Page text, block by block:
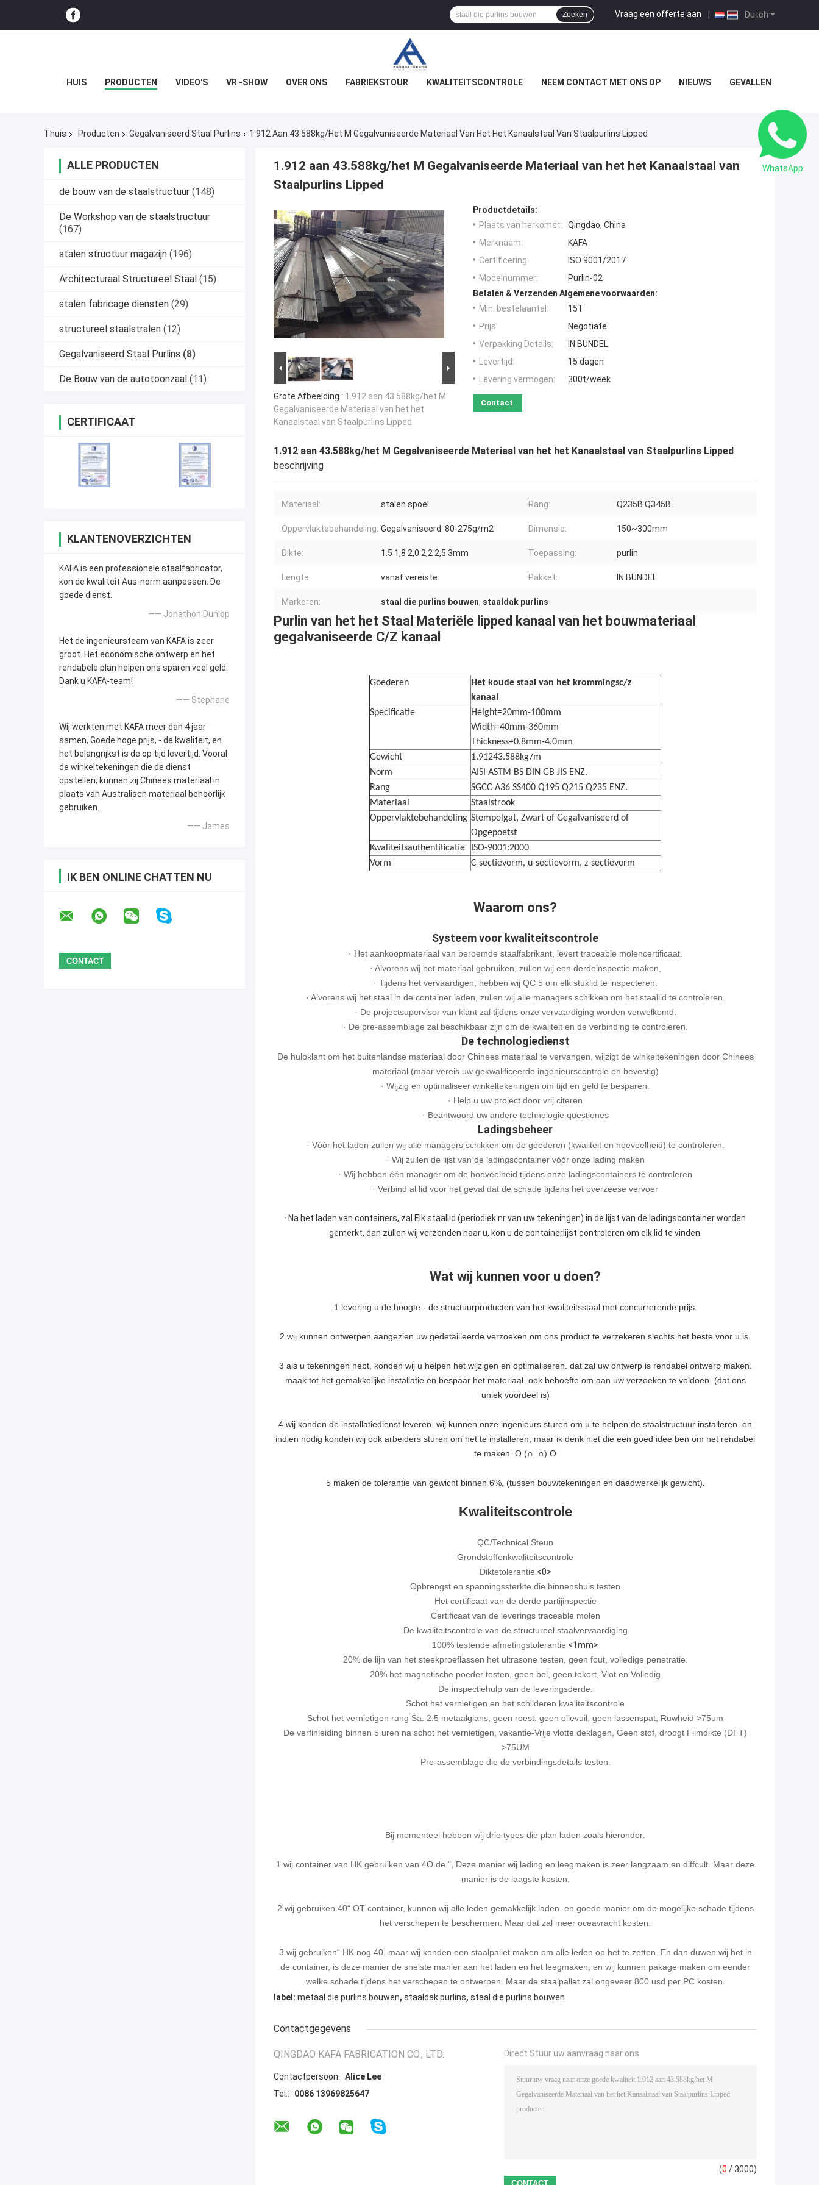
Dutch
Vraag een offerte aan |
Zoeken
HUIS PRODUCTEN VIDEO'S VR -SHOW OVER ONS FABRIEKSTOUR KWALITEITSCONTROLE NEEM CONTACT MET ONS OP NIEUWS GEVALLEN
Thuis Producten Gegalvaniseerd Staal Purlins 1.912 Aan 43.588kg/het M Gegalvaniseerde Materiaal Van Het Het Kanaalstaal Van Staalpurlins Lipped
ALLE PRODUCTEN
de bouw van de staalstructuur (148)
De Workshop van de staalstructuur
(167)
stalen structuur magazijn (196)
Architecturaal Structureel Staal (15)
stalen fabricage diensten (29)
structureel staalstralen (12)
Gegalvaniseerd Staal Purlins (8)
De Bouw van de autotoonzaal (11)
CERTIFICAAT
KLANTENOVERZICHTEN
KAFA is een professionele staalfabricator,
kon de kwaliteit Aus-norm aanpassen. De
goede dienst.
—— Jonathon Dunlop
Het de ingenieursteam van KAFA is zeer
groot. Het economische ontwerp en het
rendabele plan helpen ons sparen veel geld.
Dank u KAFA-team!
—— Stephane
Wij werkten met KAFA meer dan 4 jaar
samen, Goede hoge prijs, - de kwaliteit, en
het belangrijkst is de op tijd levertijd. Vooral
de winkeltekeningen die de dienst
opstellen, kunnen zij Chinees materiaal in
plaats van Australisch materiaal behoorlijk
gebruiken.
—— James
IK BEN ONLINE CHATTEN NU
1.912 aan 43.588kg/het M Gegalvaniseerde Materiaal van het het Kanaalstaal van
Staalpurlins Lipped
Grote Afbeelding : 1.912 aan 43.588kg/het M
Gegalvaniseerde Materiaal van het het
Kanaalstaal van Staalpurlins Lipped
Productdetails:
Plaats van herkomst:
Qingdao, China
Merknaam:
KAFA
Certificering:
ISO 9001/2017
Modelnummer:
Purlin-02
Betalen & Verzenden Algemene voorwaarden:
Min. bestelaantal:
15T
Prijs:
Negotiate
Verpakking Details:
IN BUNDEL
Levertijd:
15 dagen
Levering vermogen:
300t/week
Contact
1.912 aan 43.588kg/het M Gegalvaniseerde Materiaal van het het Kanaalstaal van Staalpurlins Lipped
beschrijving
Materiaal: stalen spoel Rang: Q235B Q345B
Oppervlaktebehandeling: Gegalvaniseerd. 80-275g/m2 Dimensie: 150~300mm
Dikte: 1.5 1,8 2,0 2,2 2,5 3mm Toepassing: purlin
Lengte: vanaf vereiste Pakket: IN BUNDEL
Markeren: staal die purlins bouwen, staaldak purlins
Purlin van het het Staal Materiële lipped kanaal van het bouwmateriaal
gegalvaniseerde C/Z kanaal
Goederen
Het koude staal van het krommingsc/z
kanaal
Specificatie
Height=20mm-100mm
Width=40mm-360mm
Thickness=0.8mm-4.0mm
Gewicht
1.91243.588kg/m
Norm
AISI ASTM BS DIN GB JIS ENZ.
Rang
SGCC A36 SS400 Q195 Q215 Q235 ENZ.
Materiaal
Staalstrook
Oppervlaktebehandeling Stempelgat, Zwart of Gegalvaniseerd of
Opgepoetst
Kwaliteitsauthentificatie
ISO-9001:2000
Vorm
C sectievorm, u-sectievorm, z-sectievorm
Waarom ons?
Systeem voor kwaliteitscontrole
· Het aankoopmateriaal van beroemde staalfabrikant, levert traceable molencertificaat.
· Alvorens wij het materiaal gebruiken, zullen wij een derdeinspectie maken,
· Tijdens het vervaardigen, hebben wij QC 5 om elk stuklid te inspecteren.
· Alvorens wij het staal in de container laden, zullen wij alle managers schikken om het staallid te controleren.
· De projectsupervisor van klant zal tijdens onze vervaardiging worden verwelkomd.
· De pre-assemblage zal beschikbaar zijn om de kwaliteit en de verbinding te controleren.
De technologiedienst
De hulpklant om het buitenlandse materiaal door Chinees materiaal te vervangen, wijzigt de winkeltekeningen door Chinees
materiaal (maar vereis uw gekwalificeerde ingenieurscontrole en bevestig)
· Wijzig en optimaliseer winkeltekeningen om tijd en geld te besparen.
· Help u uw project door vrij citeren
· Beantwoord uw andere technologie questiones
Ladingsbeheer
· Vóór het laden zullen wij alle managers schikken om de goederen (kwaliteit en hoeveelheid) te controleren.
· Wij zullen de lijst van de ladingscontainer vóór onze lading maken
· Wij hebben één manager om de hoeveelheid tijdens onze ladingscontainers te controleren
· Verbind al lid voor het geval dat de schade tijdens het overzeese vervoer
· Na het laden van containers, zal Elk staallid (periodiek nr van uw tekeningen) in de lijst van de ladingscontainer worden
gemerkt, dan zullen wij verzenden naar u, kon u de containerlijst controleren om elk lid te vinden.
Wat wij kunnen voor u doen?
1 levering u de hoogte - de structuurproducten van het kwaliteitsstaal met concurrerende prijs.
2 wij kunnen ontwerpen aangezien uw gedetailleerde verzoeken om ons product te verzekeren slechts het beste voor u is.
3 als u tekeningen hebt, konden wij u helpen het wijzigen en optimaliseren. dat zal uw ontwerp is rendabel ontwerp maken.
maak tot het gemakkelijke installatie en bespaar het materiaal. ook behoefte om aan uw verzoeken te voldoen. (dat ons
uniek voordeel is)
4 wij konden de installatiedienst leveren. wij kunnen onze ingenieurs sturen om u te helpen de staalstructuur installeren. en
indien nodig konden wij ook arbeiders sturen om het te installeren, maar ik denk niet die een goed idee ben om het rendabel
te maken. O (∩_∩) O
5 maken de tolerantie van gewicht binnen 6%, (tussen bouwtekeningen en daadwerkelijk gewicht).
Kwaliteitscontrole
QC/Technical Steun
Grondstoffenkwaliteitscontrole
Diktetolerantie <0>
Opbrengst en spanningssterkte die binnenshuis testen
Het certificaat van de derde partijinspectie
Certificaat van de leverings traceable molen
De kwaliteitscontrole van de structureel staalvervaardiging
100% testende afmetingstolerantie <1mm>
20% de lijn van het steekproeflassen het ultrasone testen, geen fout, volledige penetratie.
20% het magnetische poeder testen, geen bel, geen tekort, Vlot en Volledig
De inspectiehulp van de leveringsderde.
Schot het vernietigen en het schilderen kwaliteitscontrole
Schot het vernietigen rang Sa. 2.5 metaalglans, geen roest, geen olievuil, geen lassenspat, Ruwheid >75um
De verfinleiding binnen 5 uren na schot het vernietigen, vakantie-Vrije vlotte deklagen, Geen stof, droogt Filmdikte (DFT)
>75UM
Pre-assemblage die de verbindingsdetails testen.
Bij momenteel hebben wij drie types die plan laden zoals hieronder:
1 wij container van HK gebruiken van 4O de ", Deze manier wij lading en leegmaken is zeer langzaam en diffcult. Maar deze
manier is de laagste kosten.
2 wij gebruiken 40“ OT container, kunnen wij alle leden gemakkelijk laden. en goede manier om de mogelijke schade tijdens
het verschepen te beschermen. Maar dat zal meer oceavracht kosten.
3 wij gebruiken“ HK nog 40, maar wij konden een staalpallet maken om alle leden op het te zetten. En dan duwen wij het in
de container, is deze manier de snelste manier aan het laden en het leegmaken, en wij kunnen pakage maken om eender
welke schade tijdens het verschepen te ontwerpen. Maar de staalpallet zal ongeveer 800 usd per PC kosten.
label: metaal die purlins bouwen, staaldak purlins, staal die purlins bouwen
Contactgegevens
QINGDAO KAFA FABRICATION CO., LTD.
Contactpersoon: Alice Lee
Tel.:
0086 13969825647
Direct Stuur uw aanvraag naar ons
(0 / 3000)
WhatsApp